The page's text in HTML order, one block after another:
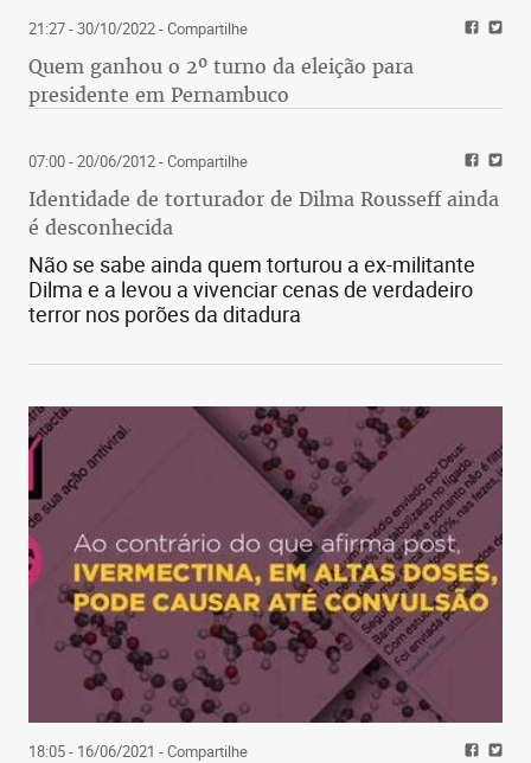
21:27 - 30/10/2022- Compartilhe
Quem ganhou o 2º turno da eleição para
presidente em Pernambuco
07:00 - 20/06/2012- Compartilhe
Identidade de torturador de Dilma Rousseff ainda
é desconhecida
Não se sabe ainda quem torturou a ex-militante
Dilma e a levou a vivenciar cenas de verdadeiro
terror nos porões da ditadura
18:05 - 16/06/2021 - Compartilhe